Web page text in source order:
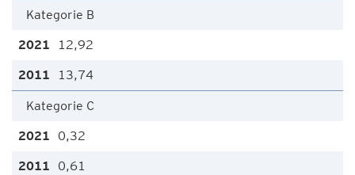
Kategorie B
12,92
13,74
Kategorie C
0,32
0,61